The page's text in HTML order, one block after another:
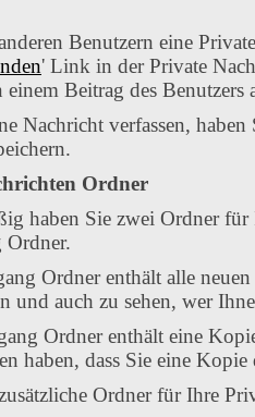
Benutzern eine
' Link in der Private
einem Beitrag des Benutzers
Nachricht verfassen,
Ordner
haben Sie zwei Ordner
Ordner.
Ordner enthält alle
und auch zu sehen, wer
Ordner enthält eine
haben, dass Sie eine
Ordner für Ihre